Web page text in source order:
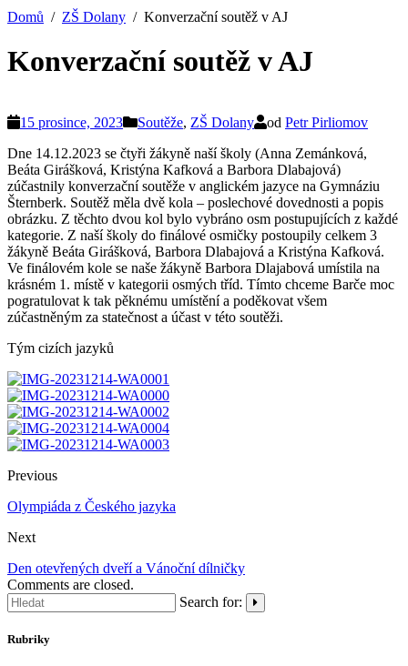
Domů ZŠ Dolany Konverzační soutěž v AJ
Konverzační soutěž v AJ
15 prosince, 2023 Soutěže, ZŠ Dolany od Petr Pirliomov
Dne 14.12.2023 se čtyři žákyně naší školy (Anna Zemánková,
Beáta Girášková, Kristýna Kafková a Barbora Dlabajová)
zúčastnily konverzační soutěže v anglickém jazyce na Gymnáziu
Šternberk. Soutěž měla dvě kola – poslechové dovednosti a popis
obrázku. Z těchto dvou kol bylo vybráno osm postupujících z každé
kategorie. Z naší školy do finálové osmičky postoupily celkem 3
žákyně Beáta Girášková, Barbora Dlabajová a Kristýna Kafková.
Ve finálovém kole se naše žákyně Barbora Dlajabová umístila na
krásném 1. místě v kategorii osmých tříd. Tímto chceme Barče moc
pogratulovat k tak pěknému umístění a poděkovat všem
zúčastněným za statečnost a účast v této soutěži.
Tým cizích jazyků
Previous
Olympiáda z Českého jazyka
Next
Den otevřených dveří a Vánoční dílničky
Comments are closed.
Search for:
Rubriky